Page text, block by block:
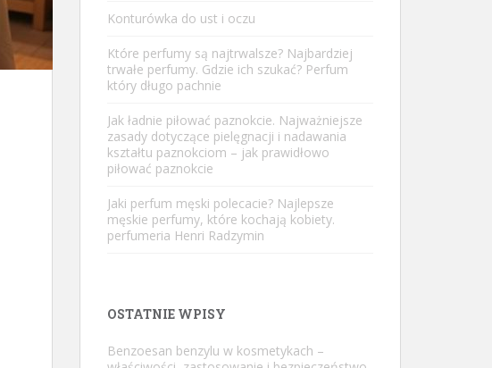
Konturówka do ust i oczu
Które perfumy są najtrwalsze? Najbardziej
trwałe perfumy. Gdzie ich szukać? Perfum
który długo pachnie
Jak ładnie piłować paznokcie. Najważniejsze
zasady dotyczące pielęgnacji i nadawania
kształtu paznokciom – jak prawidłowo
piłować paznokcie
Jaki perfum męski polecacie? Najlepsze
męskie perfumy, które kochają kobiety.
perfumeria Henri Radzymin
OSTATNIE WPISY
Benzoesan benzylu w kosmetykach –